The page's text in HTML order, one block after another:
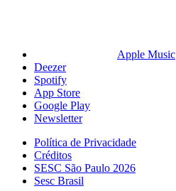
Apple Music
Deezer
Spotify
App Store
Google Play
Newsletter
Política de Privacidade
Créditos
SESC São Paulo 2026
Sesc Brasil